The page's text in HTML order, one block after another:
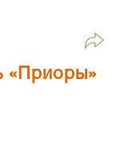
«Приоры»